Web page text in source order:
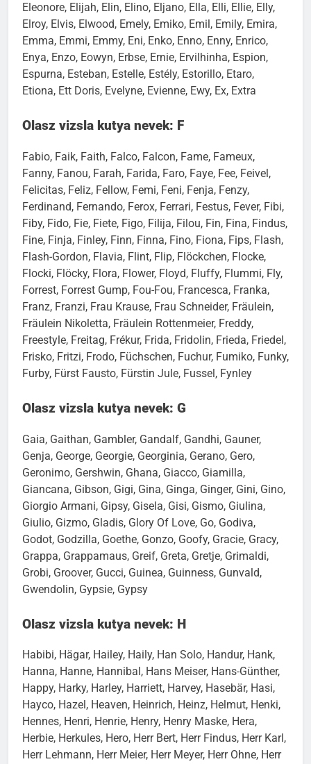
Eleonore, Elijah, Elin, Elino, Eljano, Ella, Elli, Ellie, Elly,
Elroy, Elvis, Elwood, Emely, Emiko, Emil, Emily, Emira,
Emma, Emmi, Emmy, Eni, Enko, Enno, Enny, Enrico,
Enya, Enzo, Eowyn, Erbse, Ernie, Ervilhinha, Espion,
Espurna, Esteban, Estelle, Estély, Estorillo, Etaro,
Etiona, Ett Doris, Evelyne, Evienne, Ewy, Ex, Extra
Olasz vizsla kutya nevek: F
Fabio, Faik, Faith, Falco, Falcon, Fame, Fameux,
Fanny, Fanou, Farah, Farida, Faro, Faye, Fee, Feivel,
Felicitas, Feliz, Fellow, Femi, Feni, Fenja, Fenzy,
Ferdinand, Fernando, Ferox, Ferrari, Festus, Fever, Fibi,
Fiby, Fido, Fie, Fiete, Figo, Filija, Filou, Fin, Fina, Findus,
Fine, Finja, Finley, Finn, Finna, Fino, Fiona, Fips, Flash,
Flash-Gordon, Flavia, Flint, Flip, Flöckchen, Flocke,
Flocki, Flöcky, Flora, Flower, Floyd, Fluffy, Flummi, Fly,
Forrest, Forrest Gump, Fou-Fou, Francesca, Franka,
Franz, Franzi, Frau Krause, Frau Schneider, Fräulein,
Fräulein Nikoletta, Fräulein Rottenmeier, Freddy,
Freestyle, Freitag, Frékur, Frida, Fridolin, Frieda, Friedel,
Frisko, Fritzi, Frodo, Füchschen, Fuchur, Fumiko, Funky,
Furby, Fürst Fausto, Fürstin Jule, Fussel, Fynley
Olasz vizsla kutya nevek: G
Gaia, Gaithan, Gambler, Gandalf, Gandhi, Gauner,
Genja, George, Georgie, Georginia, Gerano, Gero,
Geronimo, Gershwin, Ghana, Giacco, Giamilla,
Giancana, Gibson, Gigi, Gina, Ginga, Ginger, Gini, Gino,
Giorgio Armani, Gipsy, Gisela, Gisi, Gismo, Giulina,
Giulio, Gizmo, Gladis, Glory Of Love, Go, Godiva,
Godot, Godzilla, Goethe, Gonzo, Goofy, Gracie, Gracy,
Grappa, Grappamaus, Greif, Greta, Gretje, Grimaldi,
Grobi, Groover, Gucci, Guinea, Guinness, Gunvald,
Gwendolin, Gypsie, Gypsy
Olasz vizsla kutya nevek: H
Habibi, Hägar, Hailey, Haily, Han Solo, Handur, Hank,
Hanna, Hanne, Hannibal, Hans Meiser, Hans-Günther,
Happy, Harky, Harley, Harriett, Harvey, Hasebär, Hasi,
Hayco, Hazel, Heaven, Heinrich, Heinz, Helmut, Henki,
Hennes, Henri, Henrie, Henry, Henry Maske, Hera,
Herbie, Herkules, Hero, Herr Bert, Herr Findus, Herr Karl,
Herr Lehmann, Herr Meier, Herr Meyer, Herr Ohne, Herr